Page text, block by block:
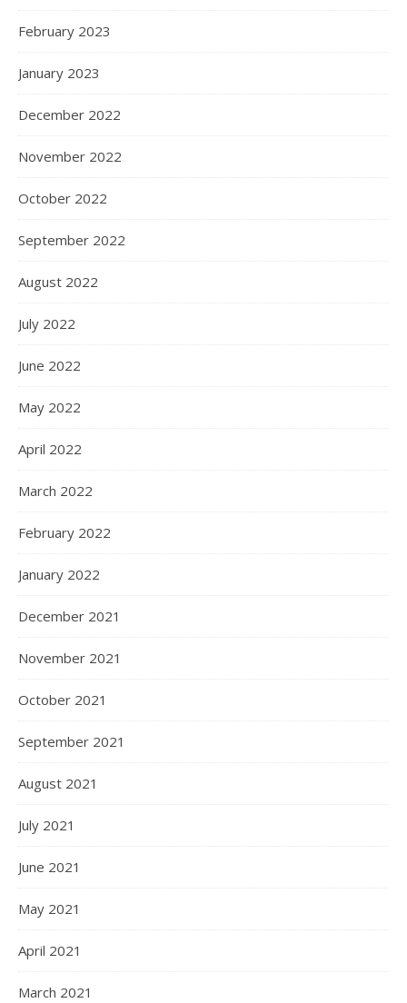
February 2023
January 2023
December 2022
November 2022
October 2022
September 2022
August 2022
July 2022
June 2022
May 2022
April 2022
March 2022
February 2022
January 2022
December 2021
November 2021
October 2021
September 2021
August 2021
July 2021
June 2021
May 2021
April 2021
March 2021